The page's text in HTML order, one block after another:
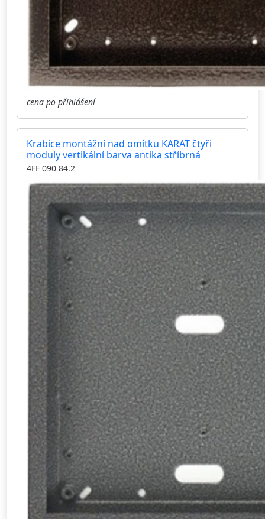
cena po přihlášení
Krabice montážní nad omítku KARAT čtyři
moduly vertikální barva antika stříbrná
4FF 090 84.2